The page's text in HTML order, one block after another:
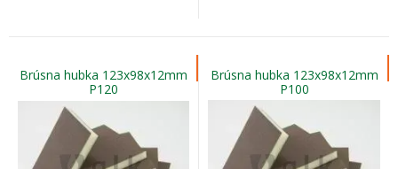
Brúsna hubka 123x98x12mm
P120
Brúsna hubka 123x98x12mm
P100